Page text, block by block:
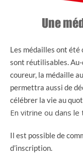
Une
Les médailles ont été
sont réutilisables.
coureur, la médaille
permettra aussi de
célébrer la vie au
En vitrine ou dans le
Il est possible de
d’inscription.